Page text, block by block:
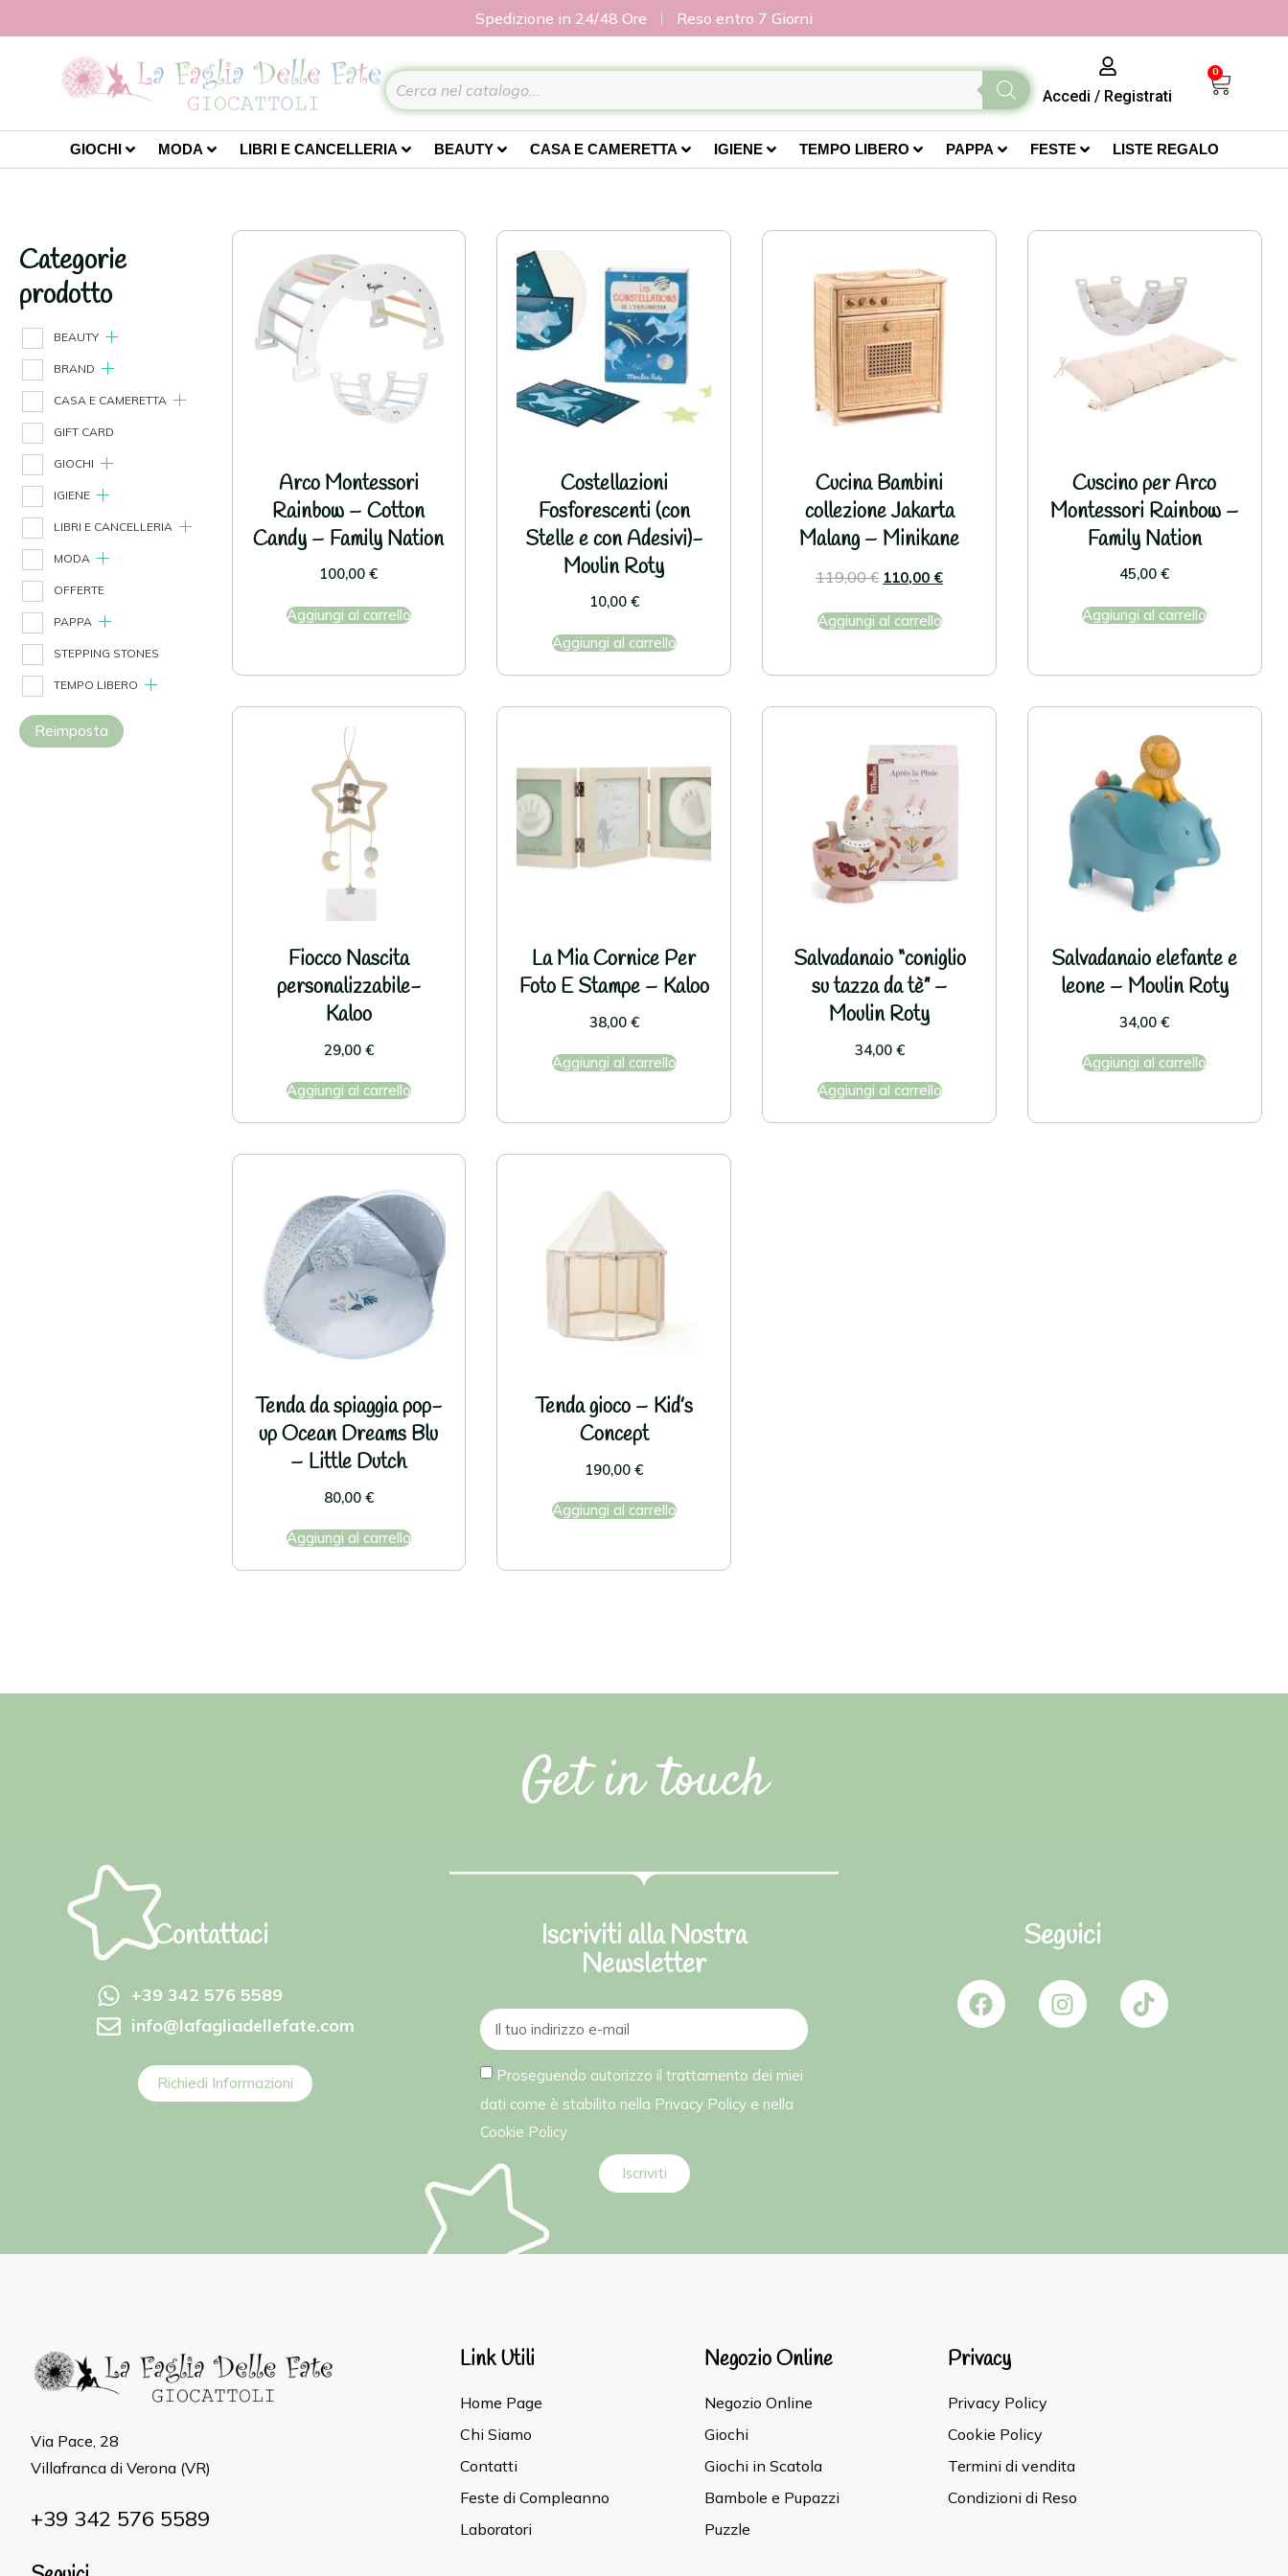
Spedizione in 24/48 Ore Reso entro 7 Giorni
Accedi / Registrati
0
GIOCHI MODA LIBRI E CANCELLERIA BEAUTY CASA E CAMERETTA IGIENE TEMPO LIBERO PAPPA FESTE LISTE REGALO
Categorie
prodotto
BEAUTY
BRAND
CASA E CAMERETTA
GIFT CARD
GIOCHI
IGIENE
LIBRI E CANCELLERIA
MODA
OFFERTE
PAPPA
STEPPING STONES
TEMPO LIBERO
Reimposta
Arco Montessori
Rainbow – Cotton
Candy – Family Nation
100,00€
Aggiungi al carrello
Costellazioni
Fosforescenti (con
Stelle e con Adesivi)-
Moulin Roty
10,00 €
Aggiungi al carrello
Cucina Bambini
collezione Jakarta
Malang – Minikane
119,00€ 110,00 €
Aggiungi al carrello
Cuscino per Arco
Montessori Rainbow –
Family Nation
45,00€
Aggiungi al carrello
Fiocco Nascita
personalizzabile-
Kaloo
29,00 €
Aggiungi al carrello
La Mia Cornice Per
Foto E Stampe – Kaloo
38,00 €
Aggiungi al carrello
Salvadanaio “coniglio
su tazza da tè” –
Moulin Roty
34,00 €
Aggiungi al carrello
Salvadanaio elefante e
leone – Moulin Roty
34,00€
Aggiungi al carrello
Tenda da spiaggia pop-
up Ocean Dreams Blu
– Little Dutch
80,00 €
Aggiungi al carrello
Tenda gioco – Kid’s
Concept
190,00€
Aggiungi al carrello
Get in touch
Contattaci
+39 342 576 5589
info@lafagliadellefate.com
Richiedi Informazioni
Iscriviti alla Nostra
Newsletter
Proseguendo autorizzo il trattamento dei miei
dati come è stabilito nella Privacy Policye nella
Cookie Policy
Iscriviti
Seguici
Via Pace, 28
Villafranca di Verona (VR)
+39 342 576 5589
Link Utili
Home Page
Chi Siamo
Contatti
Feste di Compleanno
Laboratori
Negozio Online
Negozio Online
Giochi
Giochi in Scatola
Bambole e Pupazzi
Puzzle
Privacy
Privacy Policy
Cookie Policy
Termini di vendita
Condizioni di Reso